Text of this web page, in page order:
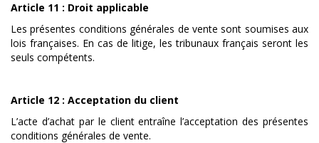
Article 11 : Droit applicable
Les présentes conditions générales de vente sont soumises aux
lois françaises. En cas de litige, les tribunaux français seront les
seuls compétents.
Article 12 : Acceptation du client
L’acte d’achat par le client entraîne l’acceptation des présentes
conditions générales de vente.